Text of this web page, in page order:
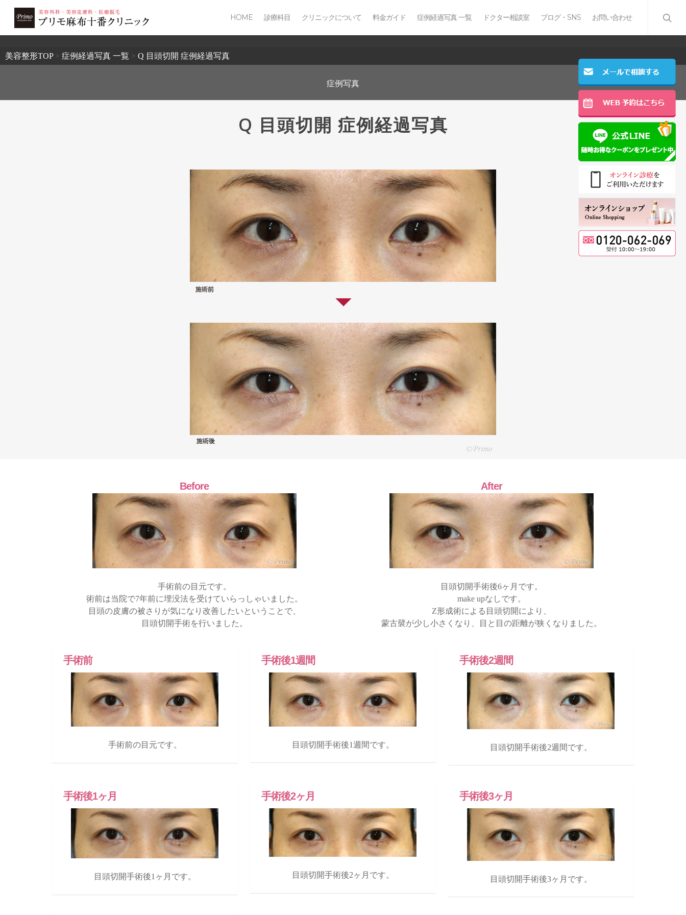
2503
HOME 診療科目 クリニックについて 料金ガイド 症例経過写真 一覧 ドクター相談室 ブログ・SNS お問い合わせ
美容整形TOP> 症例経過写真 一覧 > Q 目頭切開 症例経過写真
症例写真
Q 目頭切開 症例経過写真
Before
手術前の目元です。
術前は当院で7年前に埋没法を受けていらっしゃいました。
目頭の皮膚の被さりが気になり改善したいということで、
目頭切開手術を行いました。
After
目頭切開手術後6ヶ月です。
make upなしです。
Z形成術による目頭切開により、
蒙古襞が少し小さくなり、目と目の距離が狭くなりました。
手術前
手術前の目元です。
手術後1週間
目頭切開手術後1週間です。
手術後2週間
目頭切開手術後2週間です。
手術後1ヶ月
目頭切開手術後1ヶ月です。
手術後2ヶ月
目頭切開手術後2ヶ月です。
手術後3ヶ月
目頭切開手術後3ヶ月です。